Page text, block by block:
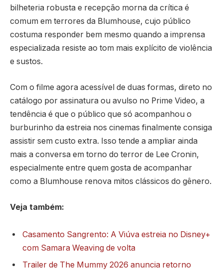
bilheteria robusta e recepção morna da crítica é
comum em terrores da Blumhouse, cujo público
costuma responder bem mesmo quando a imprensa
especializada resiste ao tom mais explícito de violência
e sustos.
Com o filme agora acessível de duas formas, direto no
catálogo por assinatura ou avulso no Prime Video, a
tendência é que o público que só acompanhou o
burburinho da estreia nos cinemas finalmente consiga
assistir sem custo extra. Isso tende a ampliar ainda
mais a conversa em torno do terror de Lee Cronin,
especialmente entre quem gosta de acompanhar
como a Blumhouse renova mitos clássicos do gênero.
Veja também:
Casamento Sangrento: A Viúva estreia no Disney+
com Samara Weaving de volta
Trailer de The Mummy 2026 anuncia retorno